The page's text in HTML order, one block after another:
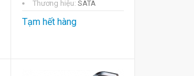
Thương hiệu: SATA
Tạm hết hàng